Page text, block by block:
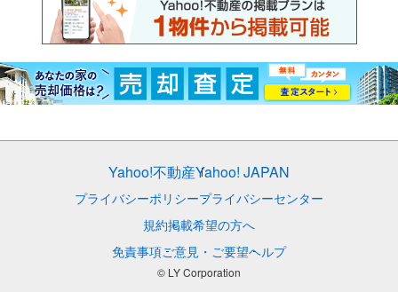
Yahoo!不動産Yahoo! JAPAN
プライバシーポリシープライバシーセンター
規約掲載希望の方へ
免責事項ご意見・ご要望ヘルプ
© LY Corporation